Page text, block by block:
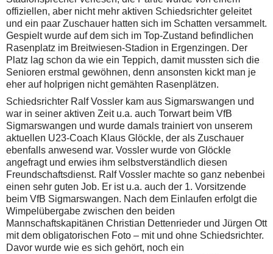
offiziellen, aber nicht mehr aktiven Schiedsrichter geleitet
und ein paar Zuschauer hatten sich im Schatten versammelt.
Gespielt wurde auf dem sich im Top-Zustand befindlichen
Rasenplatz im Breitwiesen-Stadion in Ergenzingen. Der
Platz lag schon da wie ein Teppich, damit mussten sich die
Senioren erstmal gewöhnen, denn ansonsten kickt man je
eher auf holprigen nicht gemähten Rasenplätzen.
Schiedsrichter Ralf Vossler kam aus Sigmarswangen und
war in seiner aktiven Zeit u.a. auch Torwart beim VfB
Sigmarswangen und wurde damals trainiert von unserem
aktuellen U23-Coach Klaus Glöckle, der als Zuschauer
ebenfalls anwesend war. Vossler wurde von Glöckle
angefragt und erwies ihm selbstverständlich diesen
Freundschaftsdienst. Ralf Vossler machte so ganz nebenbei
einen sehr guten Job. Er ist u.a. auch der 1. Vorsitzende
beim VfB Sigmarswangen. Nach dem Einlaufen erfolgt die
Wimpelübergabe zwischen den beiden
Mannschaftskapitänen Christian Dettenrieder und Jürgen Ott
mit dem obligatorischen Foto – mit und ohne Schiedsrichter.
Davor wurde wie es sich gehört, noch ein